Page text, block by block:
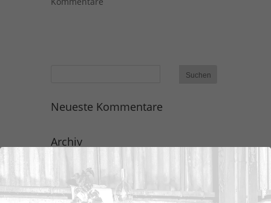
Neueste Kommentare
Archiv
Kategorien
Keine Kategorien